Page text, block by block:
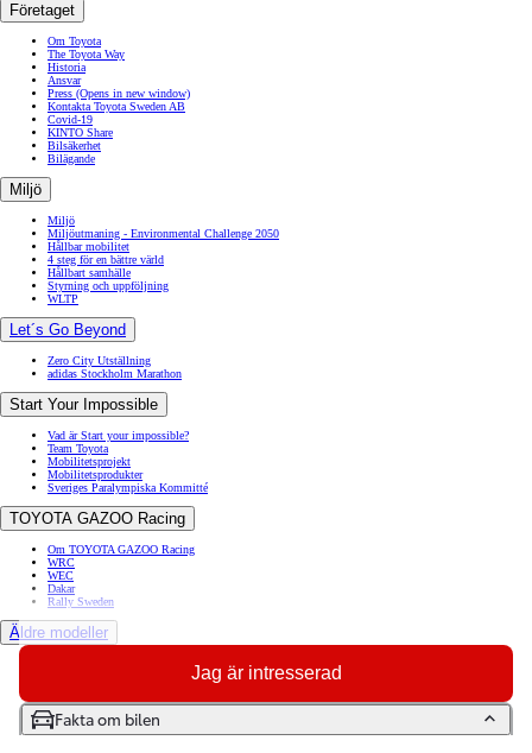
Jag är intresserad
Fakta om bilen
Företaget
Om Toyota
The Toyota Way
Historia
Ansvar
Press (Opens in new window)
Kontakta Toyota Sweden AB
Covid-19
KINTO Share
Bilsäkerhet
Bilägande
Miljö
Miljö
Miljöutmaning - Environmental Challenge 2050
Hållbar mobilitet
4 steg för en bättre värld
Hållbart samhälle
Styrning och uppföljning
WLTP
Let´s Go Beyond
Zero City Utställning
adidas Stockholm Marathon
Start Your Impossible
Vad är Start your impossible?
Team Toyota
Mobilitetsprojekt
Mobilitetsprodukter
Sveriges Paralympiska Kommitté
TOYOTA GAZOO Racing
Om TOYOTA GAZOO Racing
WRC
WEC
Dakar
Rally Sweden
Äldre modeller
Toyota GT86
Toyota Avensis
Toyota Celica